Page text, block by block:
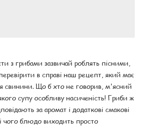
з грибами зазвичай роблять пісними,
в справі наш рецепт, який має
свинини. Що б хто не говорив, м'ясний
супу особливу насиченість! Гриби ж
за аромат і додаткові смакові
чого блюдо виходить просто